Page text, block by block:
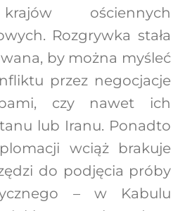
ościennych
Rozgrywka stała
by można myśleć
przez negocjacje
czy nawet ich
lub Iranu. Ponadto
wciąż brakuje
do podjęcia próby
– w Kabulu